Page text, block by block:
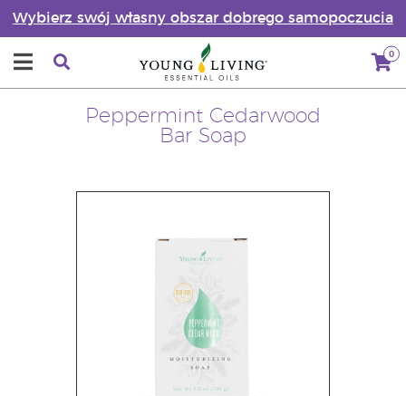
Wybierz swój własny obszar dobrego samopoczucia
0
Peppermint Cedarwood
Bar Soap